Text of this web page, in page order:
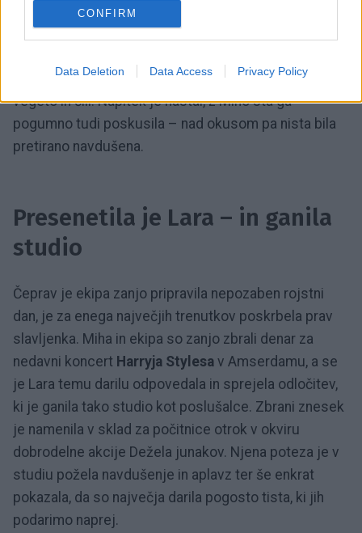
CONFIRM
Data Deletion Data Access Privacy Policy
Za konec pa je sledil še rojstnodnevni izziv. Lara je
latteja". Na voljo je dobila izdolbeno bučo, mleko,
vegeto in čili. Napitek je nastal, z Miho sta ga
pogumno tudi poskusila – nad okusom pa nista bila
pretirano navdušena.
Presenetila je Lara – in ganila
studio
Čeprav je ekipa zanjo pripravila nepozaben rojstni
dan, je za enega največjih trenutkov poskrbela prav
slavljenka. Miha in ekipa so zanjo zbrali denar za
nedavni koncert Harryja Stylesa v Amserdamu, a se
je Lara temu darilu odpovedala in sprejela odločitev,
ki je ganila tako studio kot poslušalce. Zbrani znesek
je namenila v sklad za počitnice otrok v okviru
dobrodelne akcije Dežela junakov. Njena poteza je v
studiu požela navdušenje in aplavz ter še enkrat
pokazala, da so največja darila pogosto tista, ki jih
podarimo naprej.